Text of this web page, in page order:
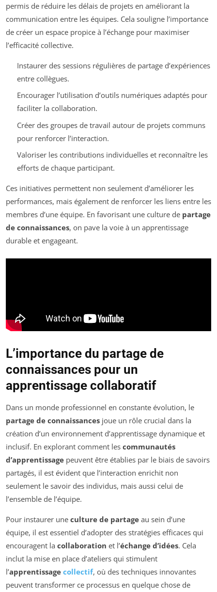
permis de réduire les délais de projets en améliorant la
communication entre les équipes. Cela souligne l’importance
de créer un espace propice à l’échange pour maximiser
l’efficacité collective.
Instaurer des sessions régulières de partage d’expériences
entre collègues.
Encourager l’utilisation d’outils numériques adaptés pour
faciliter la collaboration.
Créer des groupes de travail autour de projets communs
pour renforcer l’interaction.
Valoriser les contributions individuelles et reconnaître les
efforts de chaque participant.
Ces initiatives permettent non seulement d’améliorer les
performances, mais également de renforcer les liens entre les
membres d’une équipe. En favorisant une culture de partage
de connaissances, on pave la voie à un apprentissage
durable et engageant.
L’importance du partage de
connaissances pour un
apprentissage collaboratif
Dans un monde professionnel en constante évolution, le
partage de connaissances joue un rôle crucial dans la
création d’un environnement d’apprentissage dynamique et
inclusif. En explorant comment les communautés
d’apprentissage peuvent être établies par le biais de savoirs
partagés, il est évident que l’interaction enrichit non
seulement le savoir des individus, mais aussi celui de
l’ensemble de l’équipe.
Pour instaurer une culture de partage au sein d’une
équipe, il est essentiel d’adopter des stratégies efficaces qui
encouragent la collaboration et l’échange d’idées. Cela
inclut la mise en place d’ateliers qui stimulent
l’apprentissage collectif, où des techniques innovantes
peuvent transformer ce processus en quelque chose de